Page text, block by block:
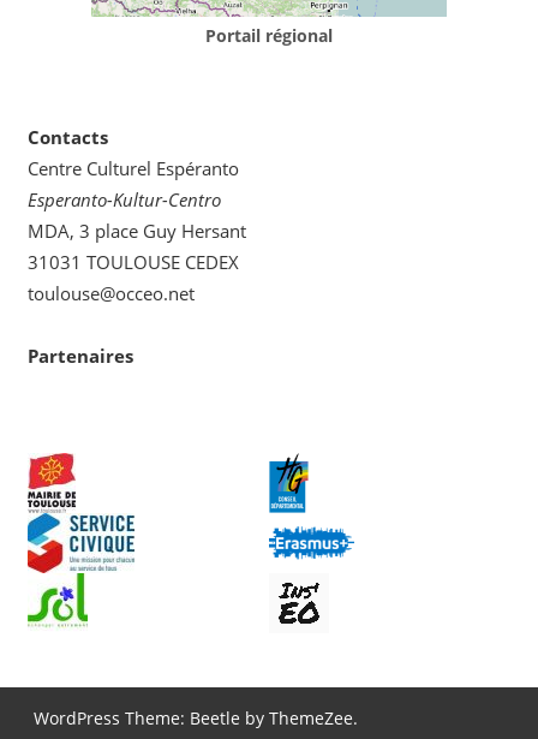
Portail régional
Contacts
Centre Culturel Espéranto
Esperanto-Kultur-Centro
MDA, 3 place Guy Hersant
31031 TOULOUSE CEDEX
toulouse@occeo.net
Partenaires
WordPress Theme: Beetle by ThemeZee.